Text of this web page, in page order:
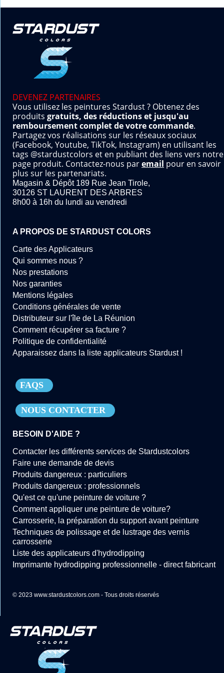
DEVENEZ PARTENAIRES
Vous utilisez les peintures Stardust ? Obtenez des
produits gratuits, des réductions et jusqu'au
remboursement complet de votre commande.
Partagez vos réalisations sur les réseaux sociaux
(Facebook, Youtube, TikTok, Instagram) en utilisant les
tags @stardustcolors et en publiant des liens vers notre
page produit. Contactez-nous paremail pour en savoir
plus sur les partenariats.
Magasin & Dépôt 189 Rue Jean Tirole,
30126 ST LAURENT DES ARBRES
8h00 à 16h du lundi au vendredi
A PROPOS DE STARDUST COLORS
Carte des Applicateurs
Qui sommes nous ?
Nos prestations
Nos garanties
Mentions légales
Conditions générales de vente
Distributeur sur l'île de La Réunion
Comment récupérer sa facture ?
Politique de confidentialité
Apparaissez dans la liste applicateurs Stardust !
FAQS
NOUS CONTACTER
BESOIN D'AIDE ?
Contacter les différents services de Stardustcolors
Faire une demande de devis
Produits dangereux : particuliers
Produits dangereux : professionnels
Qu'est ce qu'une peinture de voiture ?
Comment appliquer une peinture de voiture?
Carrosserie, la préparation du support avant peinture
Techniques de polissage et de lustrage des vernis
carrosserie
Liste des applicateurs d'hydrodipping
Imprimante hydrodipping professionnelle - direct fabricant
© 2023 www.stardustcolors.com - Tous droits réservés